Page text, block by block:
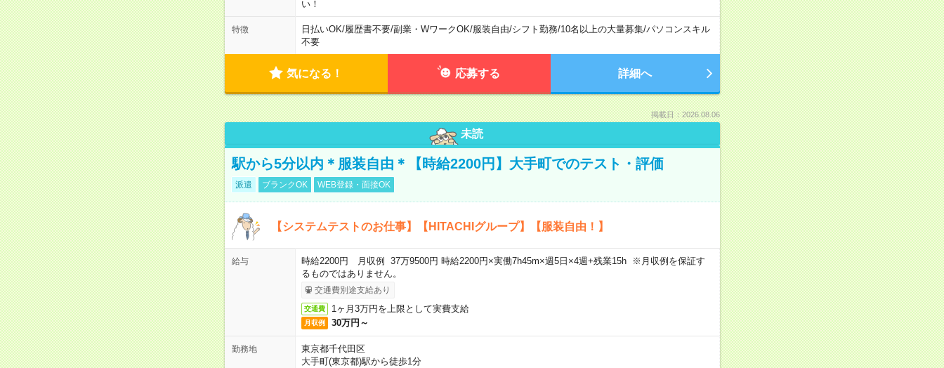
い！
特徴 日払いOK/履歴書不要/副業・WワークOK/服装自由/シフト勤務/10名以上の大量募集/パソコンスキル
不要
気になる！ 応募する 詳細へ
掲載日：2026.08.06
未読
駅から5分以内＊服装自由＊【時給2200円】大手町でのテスト・評価
派遣 ブランクOK WEB登録・面接OK
【システムテストのお仕事】【HITACHIグループ】【服装自由！】
給与
時給2200円 月収例 37万9500円 時給2200円×実働7h45m×週5日×4週+残業15h ※月収例を保証す
るものではありません。
交通費別途支給あり
交通費 1ヶ月3万円を上限として実費支給
月収例 30万円～
勤務地
東京都千代田区
大手町(東京都)駅から徒歩1分